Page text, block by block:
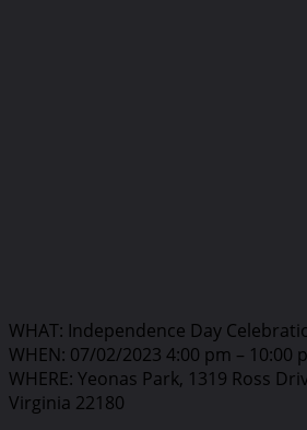
WHAT: Independence Day
WHEN: 07/02/2023 4:00 pm – 10:00
WHERE: Yeonas Park, 1319 Ross
Virginia 22180